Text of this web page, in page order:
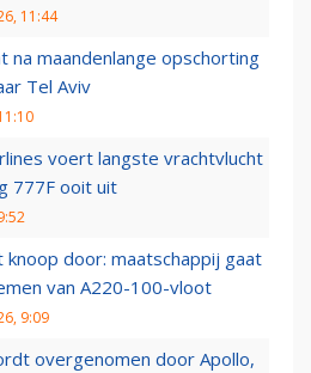
11:44
na maandenlange opschorting
Tel Aviv
voert langste vrachtvlucht
777F ooit uit
knoop door: maatschappij gaat
van A220-100-vloot
9:09
overgenomen door Apollo,